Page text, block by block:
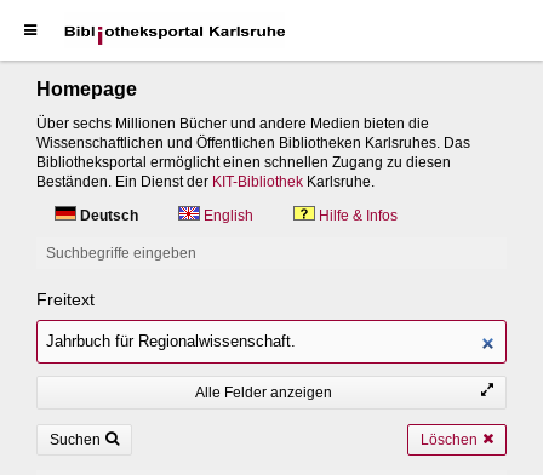
Homepage
Über sechs Millionen Bücher und andere Medien bieten die
Wissenschaftlichen und Öffentlichen Bibliotheken Karlsruhes. Das
Bibliotheksportal ermöglicht einen schnellen Zugang zu diesen
Beständen. Ein Dienst der KIT-Bibliothek Karlsruhe.
Deutsch
English Hilfe & Infos
Suchbegriffe eingeben
Freitext
Alle Felder anzeigen
Suchen Löschen